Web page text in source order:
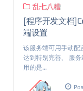
乱七八糟
[程序开发文档
端设置
该服务端可用手动配
达到特别完善。 服
用的是...